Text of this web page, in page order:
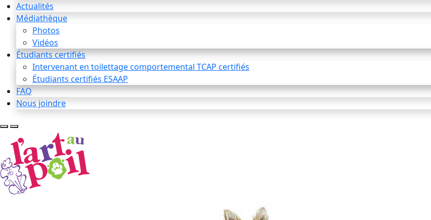
Actualités
Médiathèque
Photos
Vidéos
Étudiants certifiés
Intervenant en toilettage comportemental TCAP certifiés
Étudiants certifiés ESAAP
FAQ
Nous joindre